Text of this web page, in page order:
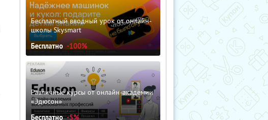
Бесплатный вводный урок от онлайн-
школы Skysmart
Бесплатно -100%
Различные курсы от онлайн-академии
«Эдюсон»
Бесплатно -5%